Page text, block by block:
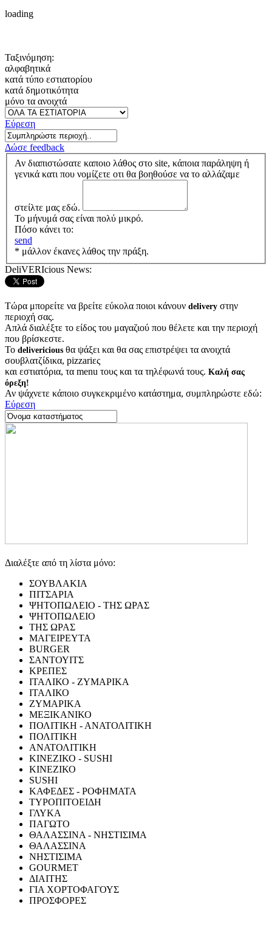
loading
Ταξινόμηση:
αλφαβητικά
κατά τύπο εστιατορίου
κατά δημοτικότητα
μόνο τα ανοιχτά
Εύρεση
Δώσε feedback
Αν διαπιστώσατε καποιο λάθος στο site, κάποια παράληψη ή
γενικά κατι που νομίζετε οτι θα βοηθούσε να το αλλάζαμε
στείλτε μας εδώ.
Το μήνυμά σας είναι πολύ μικρό.
Πόσο κάνει το:
send
* μάλλον έκανες λάθος την πράξη.
DeliVERIcious News:
Τώρα μπορείτε να βρείτε εύκολα ποιοι κάνουν delivery στην
περιοχή σας.
Απλά διαλέξτε το είδος του μαγαζιού που θέλετε και την περιοχή
που βρίσκεστε.
Το delivericious θα ψάξει και θα σας επιστρέψει τα ανοιχτά
σουβλατζίδικα, pizzariες
και εστιατόρια, τα menu τους και τα τηλέφωνά τους. Καλή σας
όρεξη!
Αν ψάχνετε κάποιο συγκεκριμένο κατάστημα, συμπληρώστε εδώ:
Εύρεση
Διαλέξτε από τη λίστα μόνο:
ΣΟΥΒΛΑΚΙΑ
ΠΙΤΣΑΡΙΑ
ΨΗΤΟΠΩΛΕΙΟ - ΤΗΣ ΩΡΑΣ
ΨΗΤΟΠΩΛΕΙΟ
ΤΗΣ ΩΡΑΣ
ΜΑΓΕΙΡΕΥΤΑ
BURGER
ΣΑΝΤΟΥΙΤΣ
ΚΡΕΠΕΣ
ΙΤΑΛΙΚΟ - ΖΥΜΑΡΙΚΑ
ΙΤΑΛΙΚΟ
ΖΥΜΑΡΙΚΑ
ΜΕΞΙΚΑΝΙΚΟ
ΠΟΛΙΤΙΚΗ - ΑΝΑΤΟΛΙΤΙΚΗ
ΠΟΛΙΤΙΚΗ
ΑΝΑΤΟΛΙΤΙΚΗ
ΚΙΝΕΖΙΚΟ - SUSHI
ΚΙΝΕΖΙΚΟ
SUSHI
ΚΑΦΕΔΕΣ - ΡΟΦΗΜΑΤΑ
ΤΥΡΟΠΙΤΟΕΙΔΗ
ΓΛΥΚΑ
ΠΑΓΩΤΟ
ΘΑΛΑΣΣΙΝΑ - ΝΗΣΤΙΣΙΜΑ
ΘΑΛΑΣΣΙΝΑ
ΝΗΣΤΙΣΙΜΑ
GOURMET
ΔΙΑΙΤΗΣ
ΓΙΑ ΧΟΡΤΟΦΑΓΟΥΣ
ΠΡΟΣΦΟΡΕΣ